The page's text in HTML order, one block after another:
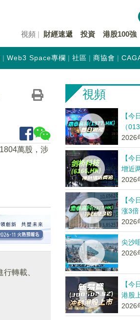
視頻 財經速遞 投資 港股100強
Web3 Space專欄 社區 商協會
萬股，涉
轉載、
視頻
【今
（
2026
【今
增近
2026
【今
涨3倍
2026
尖沙
2026
【今
港股
2026